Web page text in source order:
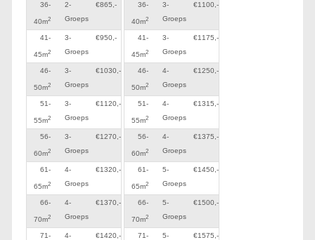
36-
40m2
2-
Groeps
€865,-
41-
45m2
3-
Groeps
€950,-
46-
50m2
3-
Groeps
€1030,-
51-
55m2
3-
Groeps
€1120,-
56-
60m2
3-
Groeps
€1270,-
61-
65m2
4-
Groeps
€1320,-
66-
70m2
4-
Groeps
€1370,-
71-
4-
€1420,-
36-
40m2
3-
Groeps
€1100,-
41-
45m2
3-
Groeps
€1175,-
46-
50m2
4-
Groeps
€1250,-
51-
55m2
4-
Groeps
€1315,-
56-
60m2
4-
Groeps
€1375,-
61-
65m2
5-
Groeps
€1450,-
66-
70m2
5-
Groeps
€1500,-
71-
5-
€1575,-